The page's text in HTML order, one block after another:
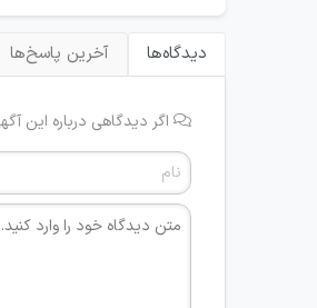
دیدگاه‌ها آخرین پاسخ‌ها
اگر دیدگاهی درباره این